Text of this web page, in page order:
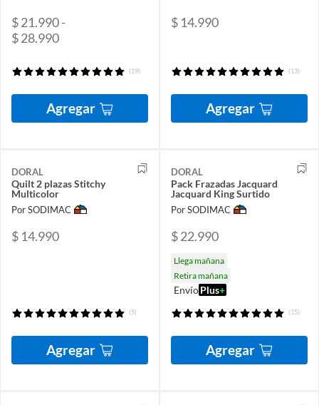
$ 21.990 -
$ 28.990
(19)
Agregar
$ 14.990
(13)
Agregar
DORAL
Quilt 2 plazas Stitchy
Multicolor
Por SODIMAC
$ 14.990
(5)
Agregar
DORAL
Pack Frazadas Jacquard
Jacquard King Surtido
Por SODIMAC
$ 22.990
Llega mañana
Retira mañana
EnvíoPlus+
(15)
Agregar